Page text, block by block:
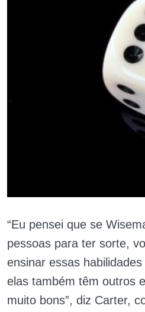
“Eu pensei que se
pessoas para ter sorte,
ensinar essas
elas também têm outros
muito bons”, diz Carter,